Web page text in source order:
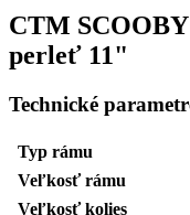
CTM
perleť 11"
Technické
Typ rámu
Veľkosť rámu
Veľkosť kolies